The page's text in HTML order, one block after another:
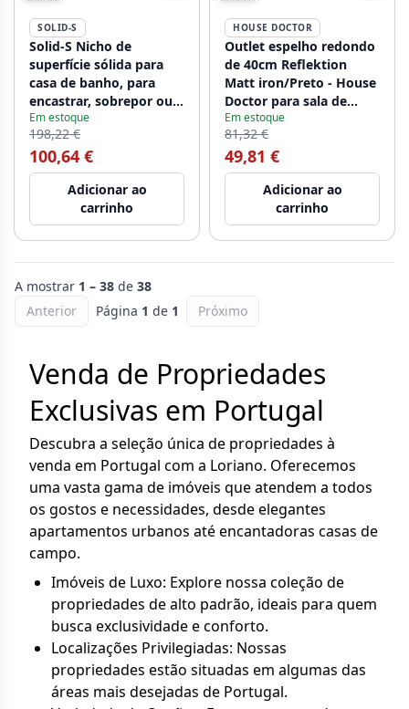
SOLID-S
Solid-S Nicho de
superfície sólida para
casa de banho, para
encastrar, sobrepor ou
semi-encastrar,
300x300x150,
1208920887
Em estoque
198,22 €
100,64 €
Adicionar ao
carrinho
HOUSE DOCTOR
Outlet espelho redondo
de 40cm Reflektion
Matt iron/Preto - House
Doctor para sala de
estar Fk0201
Em estoque
81,32 €
49,81 €
Adicionar ao
carrinho
A mostrar 1 – 38 de 38
Anterior
Página 1 de 1 Próximo
Venda de Propriedades
Exclusivas em Portugal
Descubra a seleção única de propriedades à
venda em Portugal com a Loriano. Oferecemos
uma vasta gama de imóveis que atendem a todos
os gostos e necessidades, desde elegantes
apartamentos urbanos até encantadoras casas de
campo.
Imóveis de Luxo: Explore nossa coleção de
propriedades de alto padrão, ideais para quem
busca exclusividade e conforto.
Localizações Privilegiadas: Nossas
propriedades estão situadas em algumas das
áreas mais desejadas de Portugal.